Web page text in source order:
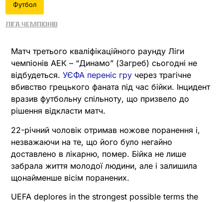
Футбол
Ліга чемпіонів
Матч третього кваліфікаційного раунду Ліги
чемпіонів АЕК – “Динамо” (Загреб) сьогодні не
відбудеться. УЄФА переніс гру через трагічне
вбивство грецького фаната під час бійки. Інцидент
вразив футбольну спільноту, що призвело до
рішення відкласти матч.
22-річний чоловік отримав ножове поранення і,
незважаючи на те, що його було негайно
доставлено в лікарню, помер. Бійка не лише
забрала життя молодої людини, але і залишила
щонайменше вісім поранених.
UEFA deplores in the strongest possible terms the